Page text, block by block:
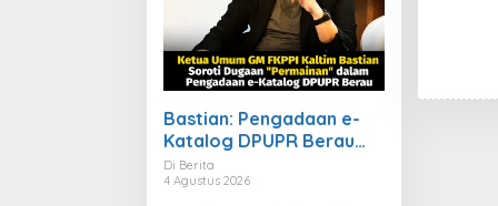
Bastian: Pengadaan e-
Katalog DPUPR Berau
Harus Transparan,
Dugaan Permainan Tak
Di Berita
4 Agustus 2026